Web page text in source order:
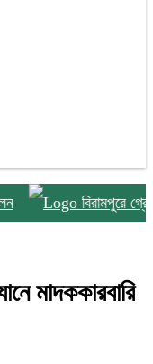
বিরামপুরে
মাদককারবারি